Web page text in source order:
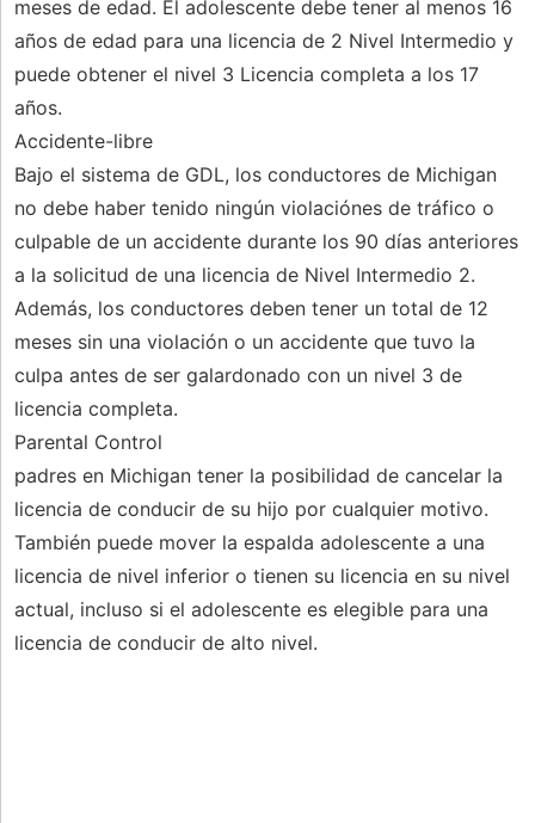
meses de edad. El adolescente debe tener al menos 16
años de edad para una licencia de 2 Nivel Intermedio y
puede obtener el nivel 3 Licencia completa a los 17
años.
Accidente-libre
Bajo el sistema de GDL, los conductores de Michigan
no debe haber tenido ningún violaciónes de tráfico o
culpable de un accidente durante los 90 días anteriores
a la solicitud de una licencia de Nivel Intermedio 2.
Además, los conductores deben tener un total de 12
meses sin una violación o un accidente que tuvo la
culpa antes de ser galardonado con un nivel 3 de
licencia completa.
Parental Control
padres en Michigan tener la posibilidad de cancelar la
licencia de conducir de su hijo por cualquier motivo.
También puede mover la espalda adolescente a una
licencia de nivel inferior o tienen su licencia en su nivel
actual, incluso si el adolescente es elegible para una
licencia de conducir de alto nivel.